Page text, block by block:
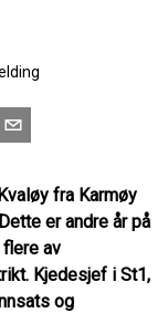
fra Karmøy
er andre år på
flere av
Kjedesjef i St1,
og